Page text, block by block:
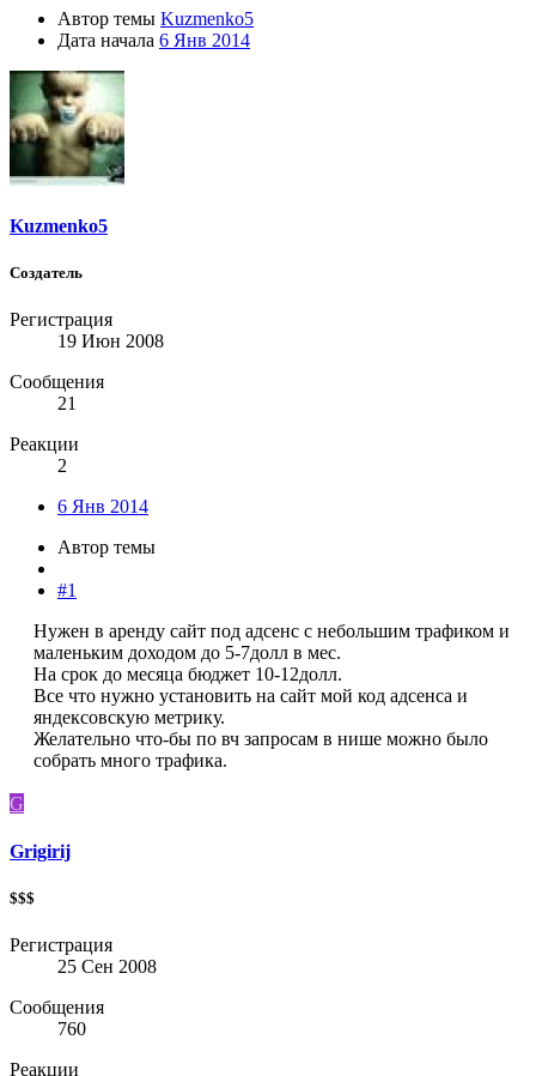
Автор темы Kuzmenko5
Дата начала 6 Янв 2014
Kuzmenko5
Создатель
Регистрация
19 Июн 2008
Сообщения
21
Реакции
2
6 Янв 2014
Автор темы
#1
Нужен в аренду сайт под адсенс с небольшим трафиком и
маленьким доходом до 5-7долл в мес.
На срок до месяца бюджет 10-12долл.
Все что нужно установить на сайт мой код адсенса и
яндексовскую метрику.
Желательно что-бы по вч запросам в нише можно было
собрать много трафика.​
G
Grigirij
$$$
Регистрация
25 Сен 2008
Сообщения
760
Реакции